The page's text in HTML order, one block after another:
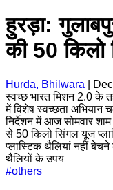
हुरड़ा:
की 50 किलो
Hurda, Bhilwara
स्वच्छ भारत मिशन 2.0 के
में विशेष स्वच्छता अभियान
निर्देशन में आज सोमवार शाम
से 50 किलो सिंगल यूज
प्लास्टिक थैलियां नहीं बेचने
थैलियों के उपय
#others